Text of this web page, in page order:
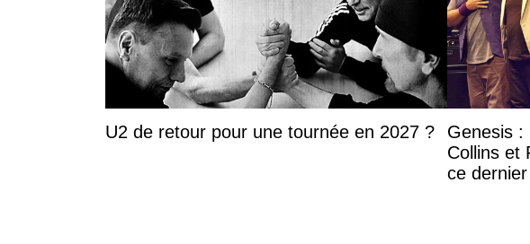
U2 de retour pour une tournée en 2027 ?
Genesis :
Collins et
ce dernier